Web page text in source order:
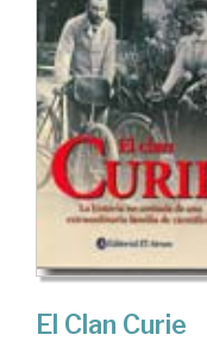
El Clan Curie